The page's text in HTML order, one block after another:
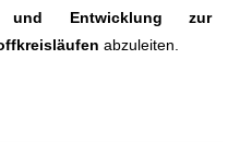
und Entwicklung zur
abzuleiten.